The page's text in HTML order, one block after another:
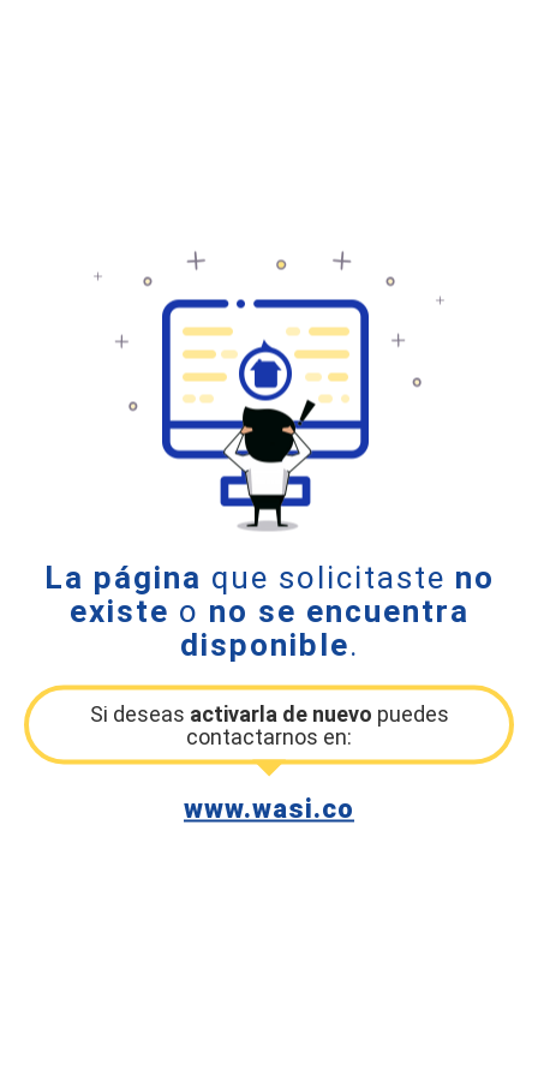
La página que solicitaste no
existe o no se encuentra
disponible.
Si deseas activarla de nuevo puedes
contactarnos en:
www.wasi.co